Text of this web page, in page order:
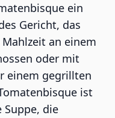
ein
Gericht, das
an einem
oder mit
einem gegrillten
ist
Suppe, die